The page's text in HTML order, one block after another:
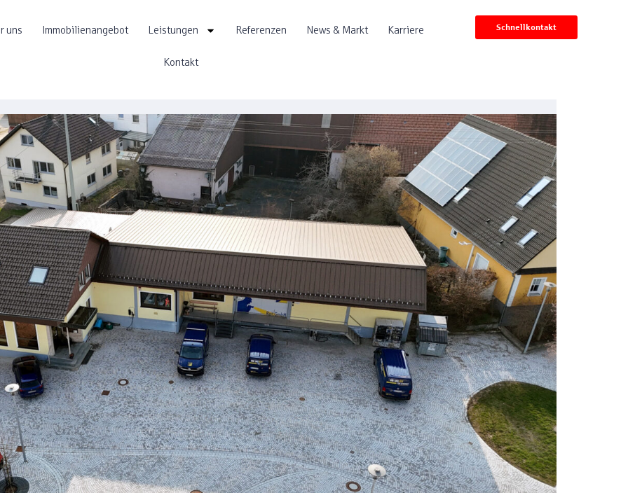
uns Immobilienangebot Leistungen Referenzen News & Markt Karriere
Kontakt
Schnellkontakt